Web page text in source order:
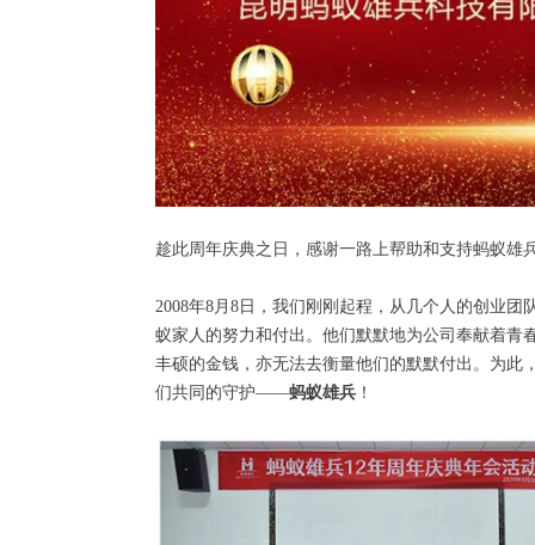
趁此周年庆典之日，感谢一路上帮助和支持蚂蚁
2008年8月8日，我们刚刚起程，从几个人的创业
蚁家人的努力和付出。他们默默地为公司奉献着青
丰硕的金钱，亦无法去衡量他们的默默付出。为此
们共同的守护——蚂蚁雄兵 ！